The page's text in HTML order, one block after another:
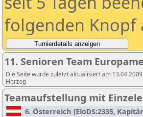
folgenden Knopf
11. Senioren Team
Die Seite wurde zuletzt aktualisiert am
Herzog
Teamaufstellung mit
6. Österreich (EloDS:2335,